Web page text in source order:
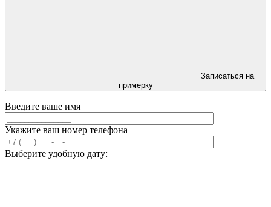
Записаться на
примерку
Введите ваше имя
Укажите ваш номер телефона
Выберите удобную дату: